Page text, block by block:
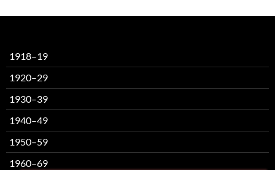
1918–19
1920–29
1930–39
1940–49
1950–59
1960–69